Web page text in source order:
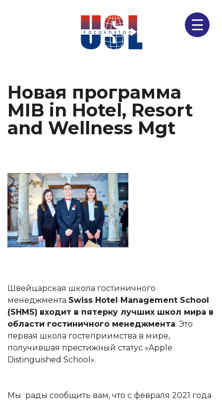
☰
Новая программа
MIB in Hotel, Resort
and Wellness Mgt
Швейцарская школа гостиничного
менеджмента Swiss Hotel Management School
(SHMS) входит в пятерку лучших школ мира в
области гостиничного менеджмента. Это
первая школа гостеприимства в мире,
получившая престижный статус «Apple
Distinguished School».
Мы рады сообщить вам, что с февраля 2021 года